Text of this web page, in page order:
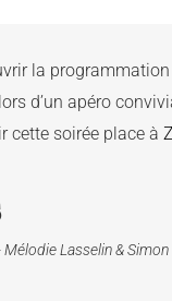
la
d’un apéro
cette soirée place à
Mélodie Lasselin &